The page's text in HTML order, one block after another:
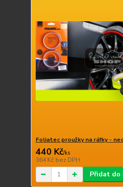
Foliatec proužky na ráfky -
440 Kč/ks
364 Kč bez DPH
Přidat do